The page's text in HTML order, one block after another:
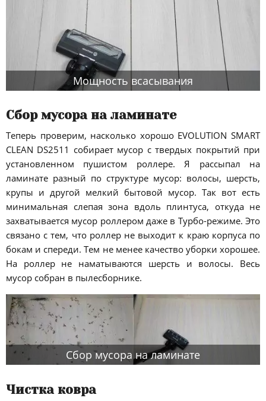
Мощность всасывания
Сбор мусора на ламинате
Теперь проверим, насколько хорошо EVOLUTION SMART
CLEAN DS2511 собирает мусор с твердых покрытий при
установленном пушистом роллере. Я рассыпал на
ламинате разный по структуре мусор: волосы, шерсть,
крупы и другой мелкий бытовой мусор. Так вот есть
минимальная слепая зона вдоль плинтуса, откуда не
захватывается мусор роллером даже в Турбо-режиме. Это
связано с тем, что роллер не выходит к краю корпуса по
бокам и спереди. Тем не менее качество уборки хорошее.
На роллер не наматываются шерсть и волосы. Весь
мусор собран в пылесборнике.
Сбор мусора на ламинате
Чистка ковра